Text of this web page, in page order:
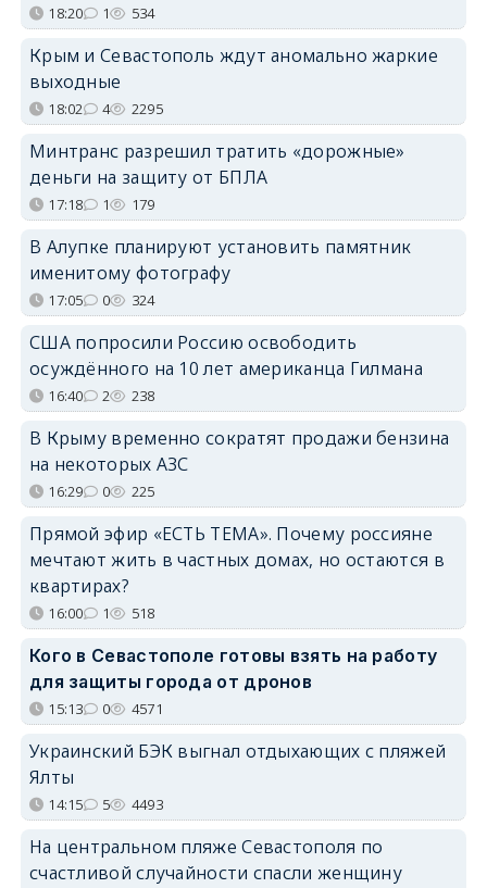
18:20 1 534
Крым и Севастополь ждут аномально жаркие
выходные
18:02 4 2295
Минтранс разрешил тратить «дорожные»
деньги на защиту от БПЛА
17:18 1 179
В Алупке планируют установить памятник
именитому фотографу
17:05 0 324
США попросили Россию освободить
осуждённого на 10 лет американца Гилмана
16:40 2 238
В Крыму временно сократят продажи бензина
на некоторых АЗС
16:29 0 225
Прямой эфир «ЕСТЬ ТЕМА». Почему россияне
мечтают жить в частных домах, но остаются в
квартирах?
16:00 1 518
Кого в Севастополе готовы взять на работу
для защиты города от дронов
15:13 0 4571
Украинский БЭК выгнал отдыхающих с пляжей
Ялты
14:15 5 4493
На центральном пляже Севастополя по
счастливой случайности спасли женщину